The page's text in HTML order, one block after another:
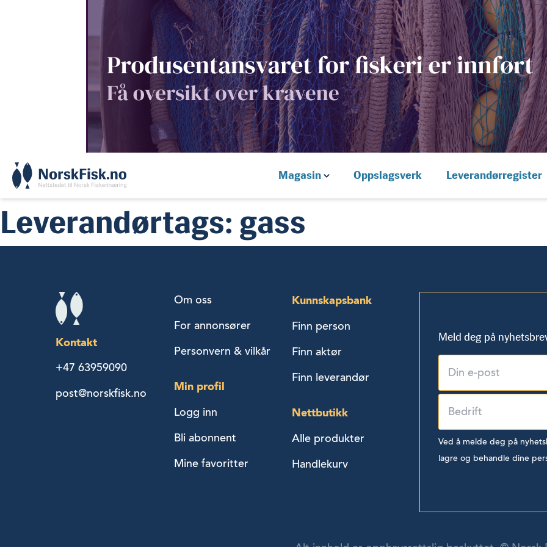
Magasin Oppslagsverk Leverandørregister
Leverandørtags: gass
Kontakt
+47 63959090
post@norskfisk.no
Om oss
For annonsører
Personvern & vilkår
Min profil
Logg inn
Bli abonnent
Mine favoritter
Kunnskapsbank
Finn person
Finn aktør
Finn leverandør
Nettbutikk
Alle produkter
Handlekurv
Meld deg på
Ved å melde deg på
lagre og behandle dine